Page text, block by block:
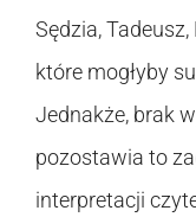
Sędzia,
które mogłyby
Jednakże, brak
pozostawia to
interpretacji